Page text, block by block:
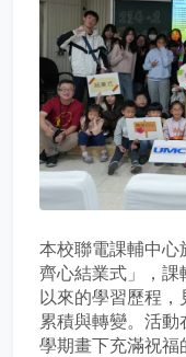
本校聯電課輔中心
齊心結業式」，課
以來的學習歷程
累積與轉變。活
學期畫下充滿祝福